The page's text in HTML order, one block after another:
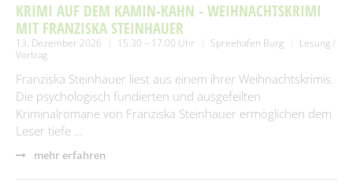
KRIMI AUF DEM KAMIN-KAHN - WEIHNACHTSKRIMI
MIT FRANZISKA STEINHAUER
13. Dezember 2026 15:30 – 17:00 Uhr Spreehafen Burg
Lesung /
Vortrag
Franziska Steinhauer liest aus einem ihrer Weihnachtskrimis.
Die psychologisch fundierten und ausgefeilten
Kriminalromane von Franziska Steinhauer ermöglichen dem
Leser tiefe …
mehr erfahren